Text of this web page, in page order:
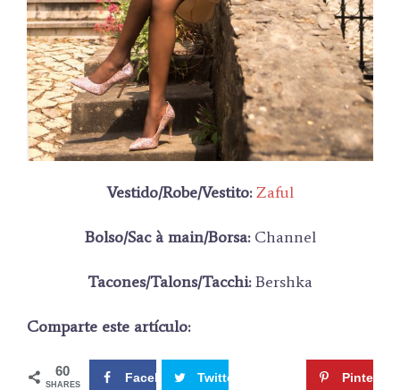
Vestido/Robe/Vestito: Zaful
Bolso/Sac à main/Borsa:Channel
Tacones/Talons/Tacchi:Bershka
Comparte este artículo:
60
SHARES Facebook Twitter Google+ Pinterest